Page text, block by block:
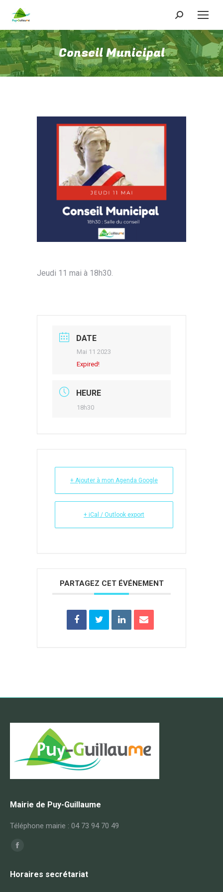
Recherche
:
Conseil Municipal
Jeudi 11 mai à 18h30.
DATE
Mai 11 2023
Expired!
HEURE
18h30
+ Ajouter à mon Agenda Google
+ iCal / Outlook export
PARTAGEZ CET ÉVÉNEMENT
Mairie de Puy-Guillaume
Téléphone mairie : 04 73 94 70 49
Trouvez nous sur :
Facebook
opens
Horaires secrétariat